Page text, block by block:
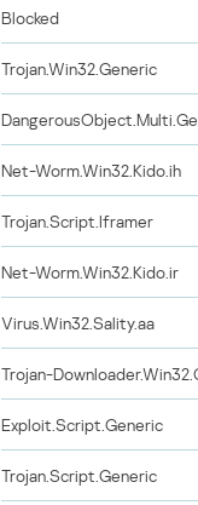
Blocked
Trojan.Win32.Generic
Net-Worm.Win32.Kido.ih
Trojan.Script.Iframer
Net-Worm.Win32.Kido.ir
Virus.Win32.Sality.aa
Trojan-
Exploit.Script.Generic
Trojan.Script.Generic